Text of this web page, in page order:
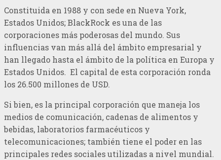
Constituida en 1988 y con sede en Nueva York,
Estados Unidos; BlackRock es una de las
corporaciones más poderosas del mundo. Sus
influencias van más allá del ámbito empresarial y
han llegado hasta el ámbito de la política en Europa y
Estados Unidos. El capital de esta corporación ronda
los 26.500 millones de USD.
Si bien, es la principal corporación que maneja los
medios de comunicación, cadenas de alimentos y
bebidas, laboratorios farmacéuticos y
telecomunicaciones; también tiene el poder en las
principales redes sociales utilizadas a nivel mundial.